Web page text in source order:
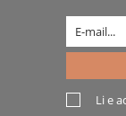
Li e